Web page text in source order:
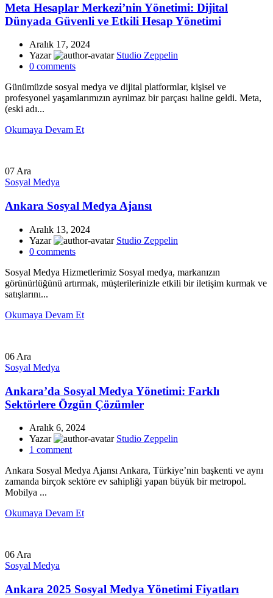
Meta Hesaplar Merkezi’nin Yönetimi: Dijital
Dünyada Güvenli ve Etkili Hesap Yönetimi
Aralık 17, 2024
Yazar
Studio Zeppelin
0 comments
Günümüzde sosyal medya ve dijital platformlar, kişisel ve
profesyonel yaşamlarımızın ayrılmaz bir parçası haline geldi. Meta,
(eski adı...
Okumaya Devam Et
07Ara
Sosyal Medya
Ankara Sosyal Medya Ajansı
Aralık 13, 2024
Yazar
Studio Zeppelin
0 comments
Sosyal Medya Hizmetlerimiz Sosyal medya, markanızın
görünürlüğünü artırmak, müşterilerinizle etkili bir iletişim kurmak ve
satışlarını...
Okumaya Devam Et
06 Ara
Sosyal Medya
Ankara’da Sosyal Medya Yönetimi: Farklı
Sektörlere Özgün Çözümler
Aralık 6, 2024
Yazar
Studio Zeppelin
1 comment
Ankara Sosyal Medya Ajansı Ankara, Türkiye’nin başkenti ve aynı
zamanda birçok sektöre ev sahipliği yapan büyük bir metropol.
Mobilya ...
Okumaya Devam Et
06 Ara
Sosyal Medya
Ankara 2025 Sosyal Medya Yönetimi Fiyatları